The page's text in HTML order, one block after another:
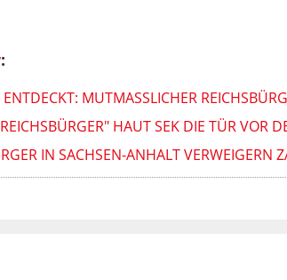
:
MUTMASSLICHER
HAUT SEK DIE TÜR VOR
IN SACHSEN-ANHALT VERWEIGERN